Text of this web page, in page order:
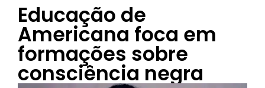
Educação de
Americana foca em
formações sobre
consciência negra